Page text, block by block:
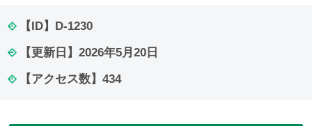
【ID】 D-1230
【更新日】 2026年5月20日
【アクセス数】 434